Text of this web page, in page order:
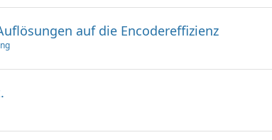
auf die Encodereffizienz